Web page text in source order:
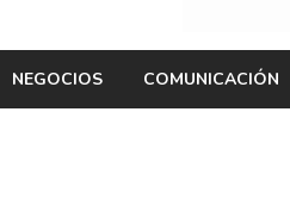
NEGOCIOS COMUNICACIÓN